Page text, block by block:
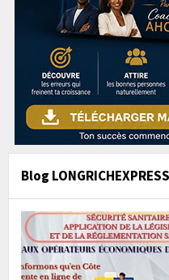
Blog LONGRICHEXPRESS